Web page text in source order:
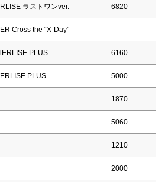
ラストワンver. 6820
Cross the “X-Day”
PLUS 6160
PLUS 5000
1870
5060
1210
2000